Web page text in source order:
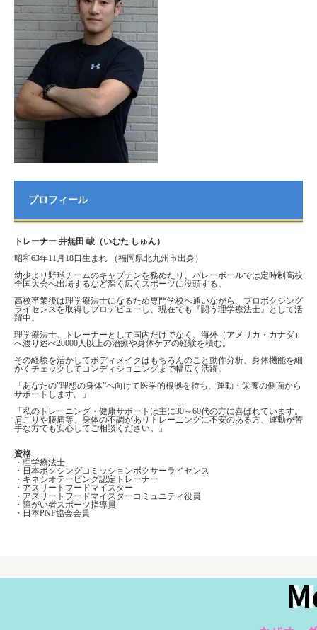
プロフィール
トレーナー 井無田 峻（いむた しゅん）
昭和63年11月18日生まれ （福岡県北九州市出身）
幼少より野球チームのキャプテンを務めたり、バレーボールでは定時制高校
全国大会へ出場するなど深く広くスポーツに没頭する。
高校卒業後は理学療法士になるため専門学校へ通いながら、プロボクシング
ライセンスを取得しプロデビューし、現在でも『闘う理学療法士』として活
躍中。
理学療法士、トレーナーとして国内だけでなく、海外（アメリカ・カナダ）
へ渡り述べ20000人以上の治療や身体ケアの経験を積む。
その経験を活かしてボディメイクはもちろんのこと動作分析、身体機能を細
かくチェックしてコンディショニングまで幅広く活躍。
「あなたの”理想の身体”へ向けて医学的根拠を持ち、運動・栄養の側面から
サポートします。」
「私のトレーニング・健康サポートは主に30～60代の方に喜ばれています。
肩こりや腰痛等、身体の不調がありトレーニングに不安のある方、運動が苦
手な方でも安心してご相談ください。」
資格
・理学療法士
・日本ボクシングコミッションボクサーライセンス
・キネシオテーピング認定トレーナー
・アスリートフードマイスター
・アスリートフードマイスターコミュニティ役員
・障がい者スポーツ指導員
・日本PNF協会会員